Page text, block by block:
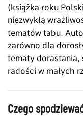
(książka roku
niezwykłą
tematów tabu.
zarówno dla
tematy dorastania,
radości w małych
Czego